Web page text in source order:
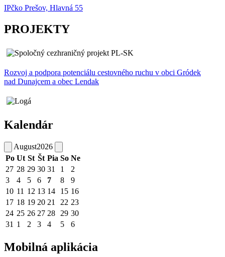
IPčko Prešov, Hlavná 55
PROJEKTY
Rozvoj a podpora potenciálu cestovného ruchu v obci Gródek
nad Dunajcem a obec Lendak
Kalendár
August2026
Po Ut St Št Pia So Ne
27 28 29 30 31 1
2
3
4 5 6 7 8
9
10 11 12 13 14 15 16
17 18 19 20 21 22 23
24 25 26 27 28 29 30
31 1 2 3 4 5 6
Mobilná aplikácia